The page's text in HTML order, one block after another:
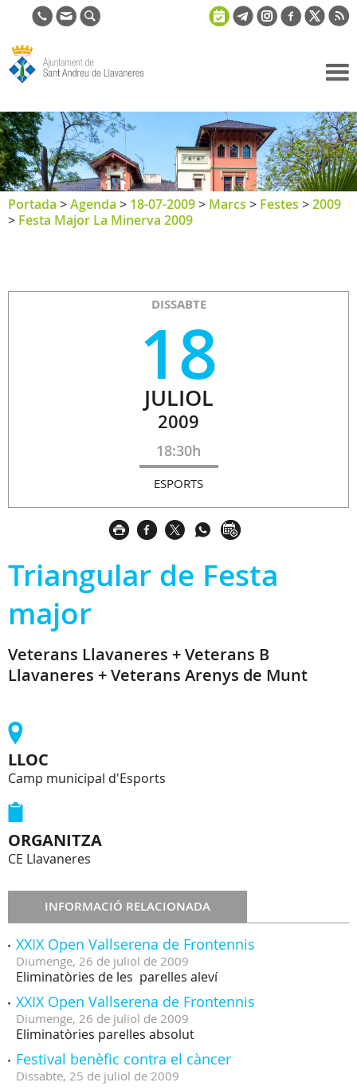
de Sant
Andreu de
Llavaneres
Portada >Agenda > 18-07-2009> Marcs > Festes >2009
> Festa Major La Minerva 2009
DISSABTE
18
JULIOL
2009
18:30h
ESPORTS
Triangular de Festa
major
Veterans Llavaneres + Veterans B
Llavaneres + Veterans Arenys de Munt
LLOC
Camp municipal d'Esports
ORGANITZA
CE Llavaneres
INFORMACIÓ RELACIONADA
XXIX Open Vallserena de Frontennis
Diumenge, 26 de juliol de 2009
Eliminatòries de les parelles aleví
XXIX Open Vallserena de Frontennis
Diumenge, 26 de juliol de 2009
Eliminatòries parelles absolut
Festival benèfic contra el càncer
Dissabte, 25 de juliol de 2009